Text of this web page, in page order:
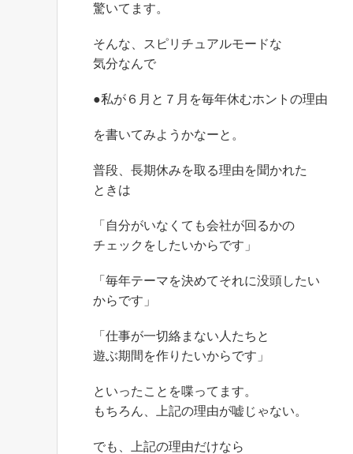
驚いてます。
そんな、スピリチュアルモードな
気分なんで
●私が６月と７月を毎年休むホントの理由
を書いてみようかなーと。
普段、長期休みを取る理由を聞かれた
ときは
「自分がいなくても会社が回るかの
チェックをしたいからです」
「毎年テーマを決めてそれに没頭したい
からです」
「仕事が一切絡まない人たちと
遊ぶ期間を作りたいからです」
といったことを喋ってます。
もちろん、上記の理由が嘘じゃない。
でも、上記の理由だけなら